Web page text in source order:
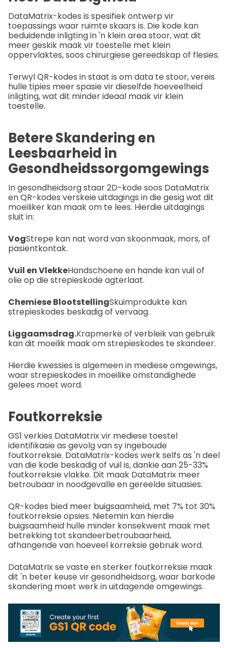
DataMatrix-kodes is spesifiek ontwerp vir
toepassings waar ruimte skaars is. Die kode kan
beduidende inligting in 'n klein area stoor, wat dit
meer geskik maak vir toestelle met klein
oppervlaktes, soos chirurgiese gereedskap of flesies.
Terwyl QR-kodes in staat is om data te stoor, vereis
hulle tipies meer spasie vir dieselfde hoeveelheid
inligting, wat dit minder ideaal maak vir klein
toestelle.
Betere Skandering en
Leesbaarheid in
Gesondheidssorgomgewings
In gesondheidsorg staar 2D-kode soos DataMatrix
en QR-kodes verskeie uitdagings in die gesig wat dit
moeiliker kan maak om te lees. Hierdie uitdagings
sluit in:
VogStrepe kan nat word van skoonmaak, mors, of
pasiëntkontak.
Vuil en VlekkeHandschoene en hande kan vuil of
olie op die strepieskode agterlaat.
Chemiese BlootstellingSkuimprodukte kan
strepieskodes beskadig of vervaag.
Liggaamsdrag.Krapmerke of verbleik van gebruik
kan dit moeilik maak om strepieskodes te skandeer.
Hierdie kwessies is algemeen in mediese omgewings,
waar strepieskodes in moeilike omstandighede
gelees moet word.
Foutkorreksie
GS1 verkies DataMatrix vir mediese toestel
identifikasie as gevolg van sy ingeboude
foutkorreksie. DataMatrix-kodes werk selfs as 'n deel
van die kode beskadig of vuil is, dankie aan 25-33%
foutkorreksie vlakke. Dit maak DataMatrix meer
betroubaar in noodgevalle en gereelde situasies.
QR-kodes bied meer buigsaamheid, met 7% tot 30%
foutkorreksie opsies. Nietemin kan hierdie
buigsaamheid hulle minder konsekwent maak met
betrekking tot skandeerbetroubaarheid,
afhangende van hoeveel korreksie gebruik word.
DataMatrix se vaste en sterker foutkorreksie maak
dit 'n beter keuse vir gesondheidsorg, waar barkode
skandering moet werk in uitdagende omgewings.